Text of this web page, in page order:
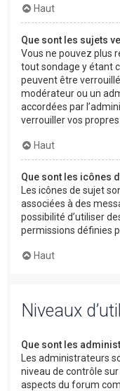
Haut
Que sont les sujets
Vous ne pouvez plus
tout sondage y étant
peuvent être
modérateur ou un
accordées par
verrouiller vos
Haut
Que sont les icônes
Les icônes de sujet
associées à des
possibilité d’utiliser
permissions définies
Haut
Niveaux
Que sont les
Les administrateurs
niveau de contrôle
aspects du forum